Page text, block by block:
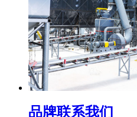
品牌联系我们